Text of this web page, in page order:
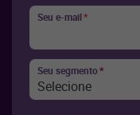
Seu e-mail*
Seu segmento*
Selecione